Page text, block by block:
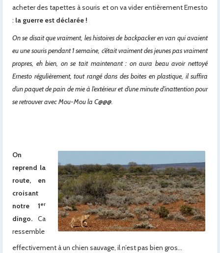
acheter des tapettes à souris et on va vider entièrement Ernesto
: la guerre est déclarée !
On se disait que vraiment, les histoires de backpacker en van qui avaient
eu une souris pendant 1 semaine, c’était vraiment des jeunes pas vraiment
propres, eh bien, on se tait maintenant : on aura beau avoir nettoyé
Ernesto régulièrement, tout rangé dans des boites en plastique, il suffira
d’un paquet de pain de mie à l’extérieur et d’une minute d’inattention pour
se retrouver avec Mou-Mou la C@@@.
On
reprend la
route, en
croisant
notre 1er
dingo. Ca
ressemble
effectivement à un chien sauvage, il n’est pas bien gros…